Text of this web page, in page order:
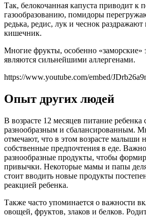
Так, белокочанная капуста приводит к
газообразованию, помидоры
редька, редис, лук и чеснок
кишечник.
Многие фрукты, особенно «заморские»
являются сильнейшими аллергенами.
https://www.youtube.com/embed/
Опыт других людей
В возрасте 12 месяцев питание ребенка
разнообразным и сбалансированным.
отмечают, что в этом возрасте малыши
собственные предпочтения в еде.
разнообразные продукты, чтобы
привычки. Некоторые мамы и папы
стоит вводить новые продукты
реакцией ребенка.
Также часто упоминается о важности
овощей, фруктов, злаков и белков.